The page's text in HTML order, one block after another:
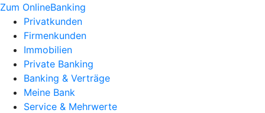
Zum OnlineBanking
Privatkunden
Firmenkunden
Immobilien
Private Banking
Banking & Verträge
Meine Bank
Service & Mehrwerte